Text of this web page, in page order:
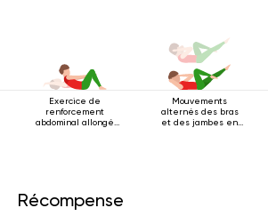
Exercice de
renforcement
abdominal allongé
Mouvements
alternés des bras
et des jambes en
Récompense